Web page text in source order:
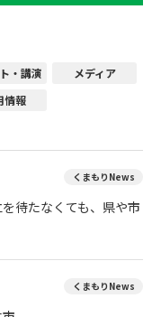
・講演
メディア
情報
くまもりNews
待たなくても、県や市
くまもりNews